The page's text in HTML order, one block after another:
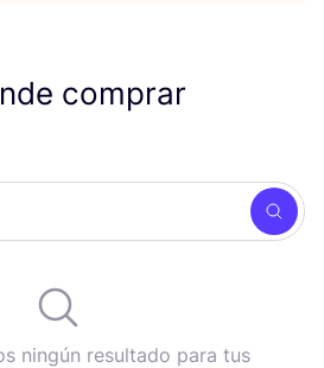
comprar
ningún resultado para tus